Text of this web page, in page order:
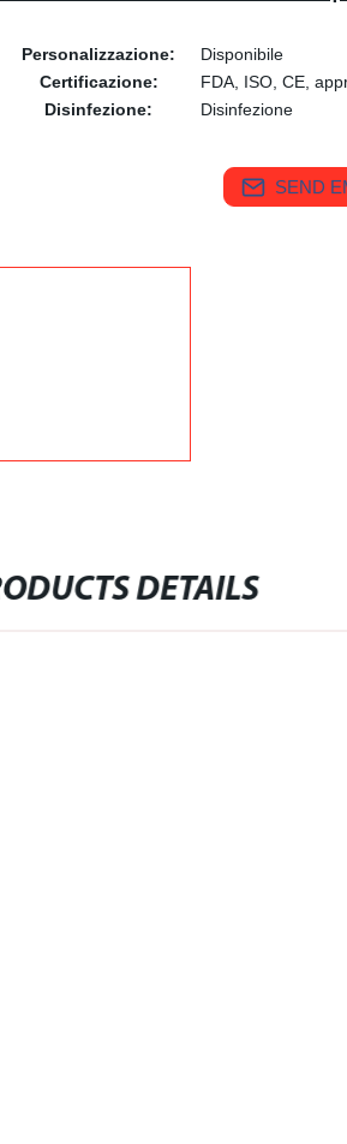
Personalizzazione:
Disponibile
Certificazione:
FDA, ISO, CE,
Disinfezione:
Disinfezione
SEND
DETAILS